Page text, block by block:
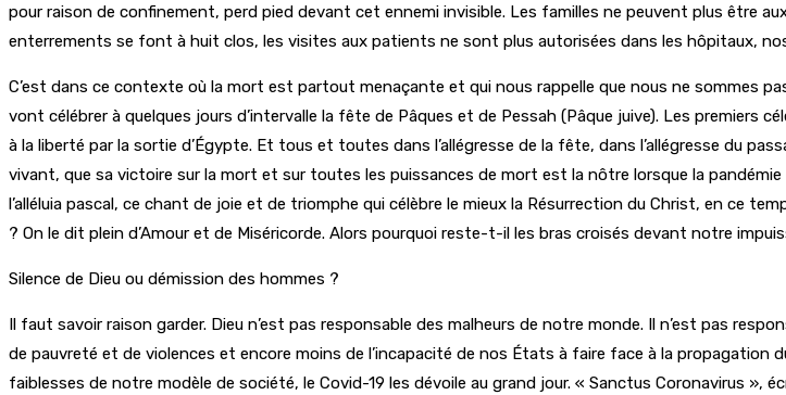
pour raison de confinement, perd pied devant cet ennemi invisible. Les familles ne peuvent plus être
enterrements se font à huit clos, les visites aux patients ne sont plus autorisées dans les hôpitaux,
C’est dans ce contexte où la mort est partout menaçante et qui nous rappelle que nous ne sommes
vont célébrer à quelques jours d’intervalle la fête de Pâques et de Pessah (Pâque juive). Les premiers
à la liberté par la sortie d’Égypte. Et tous et toutes dans l’allégresse de la fête, dans l’allégresse du
vivant, que sa victoire sur la mort et sur toutes les puissances de mort est la nôtre lorsque la
l’alléluia pascal, ce chant de joie et de triomphe qui célèbre le mieux la Résurrection du Christ, en ce
? On le dit plein d’Amour et de Miséricorde. Alors pourquoi reste-t-il les bras croisés devant notre
Silence de Dieu ou démission des hommes ?
Il faut savoir raison garder. Dieu n’est pas responsable des malheurs de notre monde. Il n’est pas
de pauvreté et de violences et encore moins de l’incapacité de nos États à faire face à la propagation
faiblesses de notre modèle de société, le Covid-19 les dévoile au grand jour. « Sanctus Coronavirus »,